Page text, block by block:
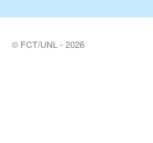
© FCT/UNL - 2026